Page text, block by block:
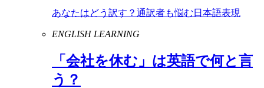
あなたはどう訳す？通訳者も悩む日本語表現
ENGLISH LEARNING
「会社を休む」は英語で何と言
う？